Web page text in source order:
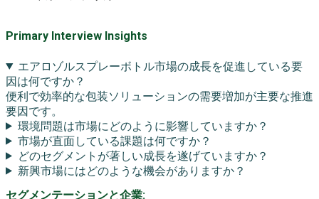
Primary Interview Insights
エアロゾルスプレーボトル市場の成長を促進している要
因は何ですか？
便利で効率的な包装ソリューションの需要増加が主要な推進
要因です。
環境問題は市場にどのように影響していますか？
市場が直面している課題は何ですか？
どのセグメントが著しい成長を遂げていますか？
新興市場にはどのような機会がありますか？
セグメンテーションと企業: